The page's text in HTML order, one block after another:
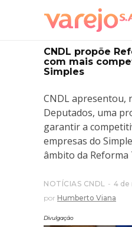
CNDL propõe
com mais
Simples
CNDL apresentou,
Deputados, uma
garantir a
empresas do
âmbito da
NOTÍCIAS CNDL
4 de
por Humberto Viana
Divulgação